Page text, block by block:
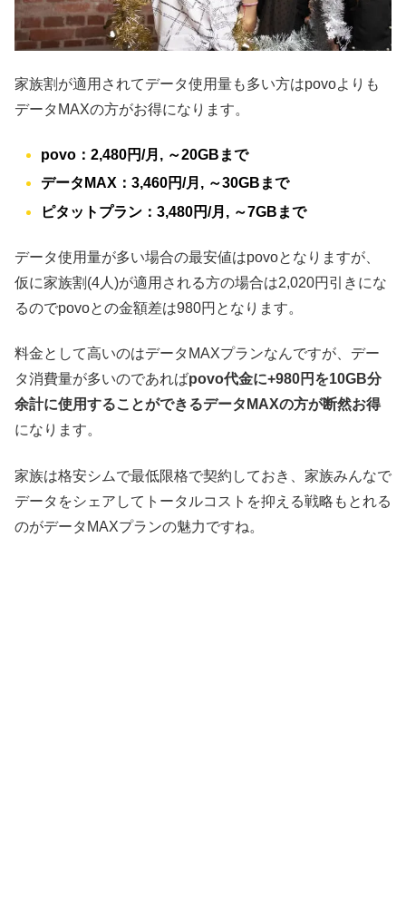
家族割が適用されてデータ使用量も多い方はpovoよりも
データMAXの方がお得になります。
povo：2,480円/月, ～20GBまで
データMAX：3,460円/月, ～30GBまで
ピタットプラン：3,480円/月, ～7GBまで
データ使用量が多い場合の最安値はpovoとなりますが、
仮に家族割(4人)が適用される方の場合は2,020円引きにな
るのでpovoとの金額差は980円となります。
料金として高いのはデータMAXプランなんですが、デー
タ消費量が多いのであればpovo代金に+980円を10GB分
余計に使用することができるデータMAXの方が断然お得
になります。
家族は格安シムで最低限格で契約しておき、家族みんなで
データをシェアしてトータルコストを抑える戦略もとれる
のがデータMAXプランの魅力ですね。